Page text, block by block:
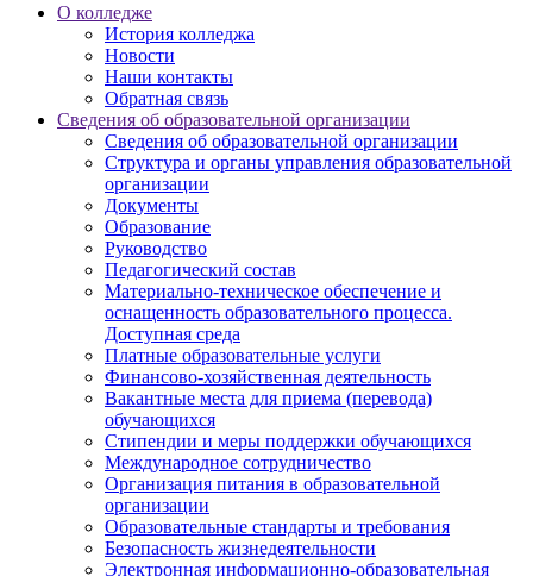
О колледже
История колледжа
Новости
Наши контакты
Обратная связь
Сведения об образовательной организации
Сведения об образовательной организации
Структура и органы управления образовательной
организации
Документы
Образование
Руководство
Педагогический состав
Материально-техническое обеспечение и
оснащенность образовательного процесса.
Доступная среда
Платные образовательные услуги
Финансово-хозяйственная деятельность
Вакантные места для приема (перевода)
обучающихся
Стипендии и меры поддержки обучающихся
Международное сотрудничество
Организация питания в образовательной
организации
Образовательные стандарты и требования
Безопасность жизнедеятельности
Электронная информационно-образовательная